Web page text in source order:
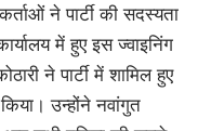
ने पार्टी की सदस्यता
में हुए इस ज्वाइनिंग
ने पार्टी में शामिल हुए
उन्होंने नवांगुत